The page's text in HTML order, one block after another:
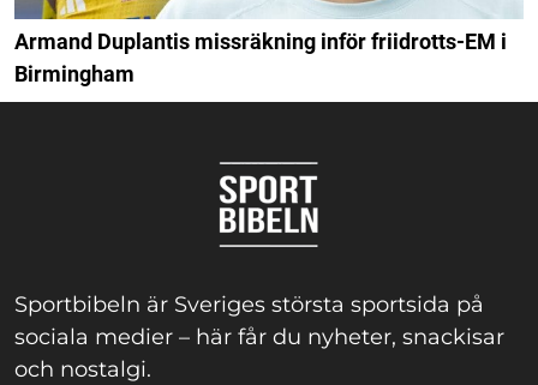
Armand Duplantis missräkning inför friidrotts-EM i
Birmingham
Sportbibeln är Sveriges största sportsida på
sociala medier – här får du nyheter, snackisar
och nostalgi.